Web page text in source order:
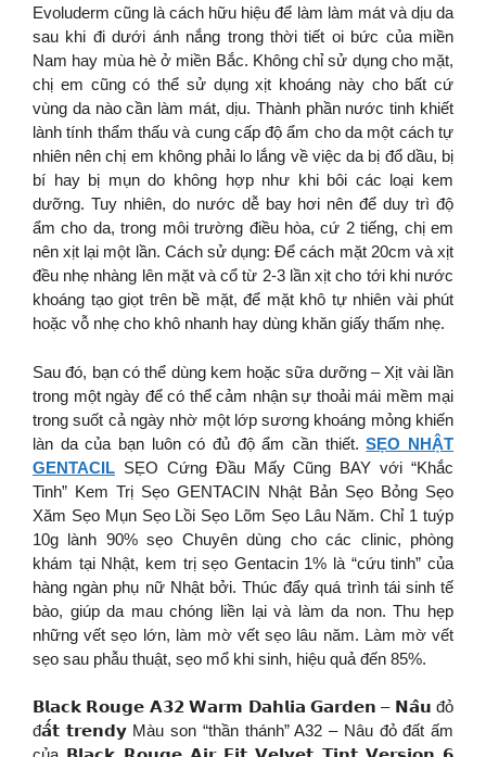
Evoluderm cũng là cách hữu hiệu để làm làm mát và dịu da
sau khi đi dưới ánh nắng trong thời tiết oi bức của miền
Nam hay mùa hè ở miền Bắc. Không chỉ sử dụng cho mặt,
chị em cũng có thể sử dụng xịt khoáng này cho bất cứ
vùng da nào cần làm mát, dịu. Thành phần nước tinh khiết
lành tính thẩm thấu và cung cấp độ ẩm cho da một cách tự
nhiên nên chị em không phải lo lắng về việc da bị đổ dầu, bị
bí hay bị mụn do không hợp như khi bôi các loại kem
dưỡng. Tuy nhiên, do nước dễ bay hơi nên để duy trì độ
ẩm cho da, trong môi trường điều hòa, cứ 2 tiếng, chị em
nên xịt lại một lần. Cách sử dụng: Để cách mặt 20cm và xịt
đều nhẹ nhàng lên mặt và cổ từ 2-3 lần xịt cho tới khi nước
khoáng tạo giọt trên bề mặt, để mặt khô tự nhiên vài phút
hoặc vỗ nhẹ cho khô nhanh hay dùng khăn giấy thấm nhẹ.
Sau đó, bạn có thể dùng kem hoặc sữa dưỡng – Xịt vài lần
trong một ngày để có thể cảm nhận sự thoải mái mềm mại
trong suốt cả ngày nhờ một lớp sương khoáng mỏng khiến
làn da của bạn luôn có đủ độ ẩm cần thiết.SẸO NHẬT
GENTACIL SẸO Cứng Đầu Mấy Cũng BAY với “Khắc
Tinh” Kem Trị Sẹo GENTACIN Nhật Bản Sẹo Bỏng Sẹo
Xăm Sẹo Mụn Sẹo Lồi Sẹo Lõm Sẹo Lâu Năm. Chỉ 1 tuýp
10g lành 90% sẹo Chuyên dùng cho các clinic, phòng
khám tại Nhật, kem trị sẹo Gentacin 1% là “cứu tinh” của
hàng ngàn phụ nữ Nhật bởi. Thúc đẩy quá trình tái sinh tế
bào, giúp da mau chóng liền lại và làm da non. ️Thu hẹp
những vết sẹo lớn, làm mờ vết sẹo lâu năm. ️️Làm mờ vết
sẹo sau phẫu thuật, sẹo mổ khi sinh, hiệu quả đến 85%.
𝗕𝗹𝗮𝗰𝗸 𝗥𝗼𝘂𝗴𝗲 𝗔𝟯𝟮 𝗪𝗮𝗿𝗺 𝗗𝗮𝗵𝗹𝗶𝗮 𝗚𝗮𝗿𝗱𝗲𝗻 – 𝗡𝗮̂𝘂 đỏ
đ𝗮̂́𝘁 𝘁𝗿𝗲𝗻𝗱𝘆 Màu son “thần thánh” A32 – Nâu đỏ đất ấm